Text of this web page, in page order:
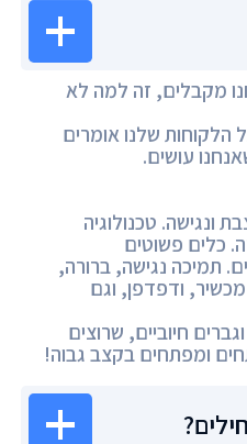
מקבלים, זה למה לא
הלקוחות שלנו אומרים
עושים.
ונגישה. טכנולוגיה
כלים פשוטים
תמיכה נגישה, ברורה,
ודפדפן, וגם
חיוביים, שרוצים
ומפתחים בקצב גבוה!